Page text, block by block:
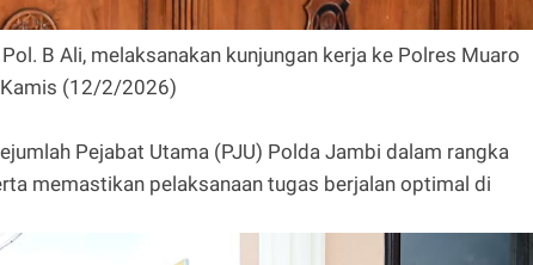
B Ali, melaksanakan kunjungan kerja ke Polres Muaro
Kamis (12/2/2026)
Pejabat Utama (PJU) Polda Jambi dalam rangka
memastikan pelaksanaan tugas berjalan optimal di